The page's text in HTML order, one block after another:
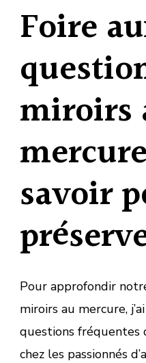
Foire
miroirs
savoir
Pour approfondir
miroirs au mercure,
questions fréquentes
chez les passionnés